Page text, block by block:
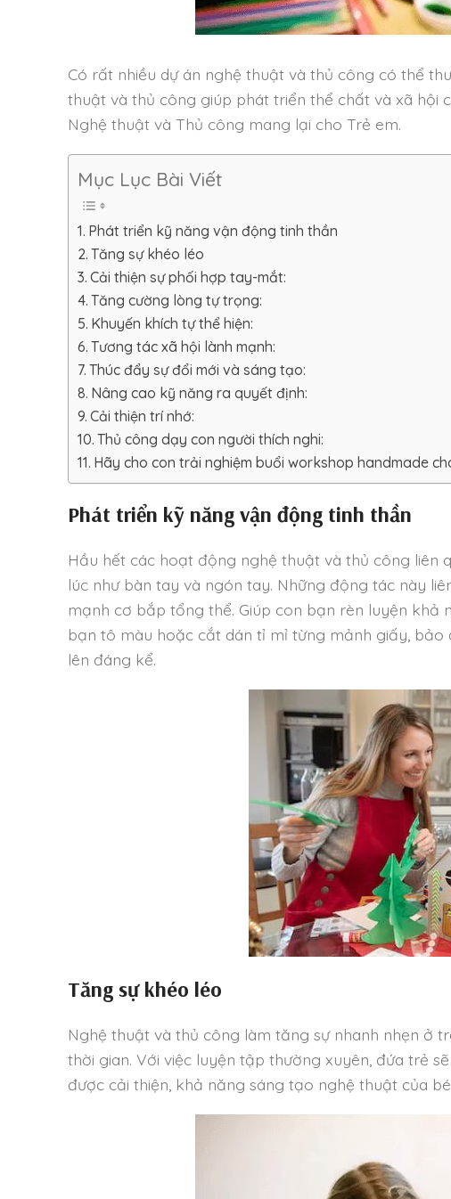
Có rất nhiều dự án nghệ thuật và thủ công có thể
thuật và thủ công giúp phát triển thể chất và xã hội
Nghệ thuật và Thủ công mang lại cho Trẻ em.
Mục Lục Bài Viết
Phát triển kỹ năng vận động tinh thần
Tăng sự khéo léo
Cải thiện sự phối hợp tay-mắt:
Tăng cường lòng tự trọng:
Khuyến khích tự thể hiện:
Tương tác xã hội lành mạnh:
Thúc đẩy sự đổi mới và sáng tạo:
Nâng cao kỹ năng ra quyết định:
Cải thiện trí nhớ:
Thủ công dạy con người thích nghi:
Hãy cho con trải nghiệm buổi workshop handmade
Phát triển kỹ năng vận động tinh thần
Hầu hết các hoạt động nghệ thuật và thủ công liên
lúc như bàn tay và ngón tay. Những động tác này
mạnh cơ bắp tổng thể. Giúp con bạn rèn luyện khả
bạn tô màu hoặc cắt dán tỉ mỉ từng mảnh giấy,
lên đáng kể.
Tăng sự khéo léo
Nghệ thuật và thủ công làm tăng sự nhanh nhẹn ở
thời gian. Với việc luyện tập thường xuyên, đứa trẻ
được cải thiện, khả năng sáng tạo nghệ thuật của